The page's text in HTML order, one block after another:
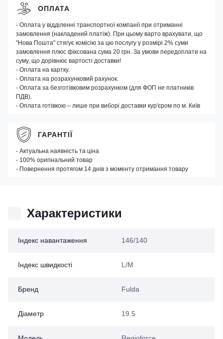
Характеристики
Індекс навантаження 146/140
Індекс швидкості L/M
Бренд Fulda
Діаметр 19.5
ОПЛАТА
- Оплата у відділенні транспортної компанії при отриманні
замовлення (накладений платіж). При цьому варто врахувати, що
"Нова Пошта" стягує комісію за цю послугу у розмірі 2% суми
замовлення плюс фіксована сума 20 грн. За умови передоплати на
суму, що дорівнює вартості доставки!
- Оплата на картку.
- Оплата на розрахунковий рахунок.
- Оплата за безготівковим розрахунком (для ФОП не платників
ПДВ).
- Оплата готівкою – лише при виборі доставки кур'єром по м. Київ
ГАРАНТІЇ
- Актуальна наявність та ціна
- 100% оригінальний товар
- Повернення протягом 14 днів з моменту отримання товару